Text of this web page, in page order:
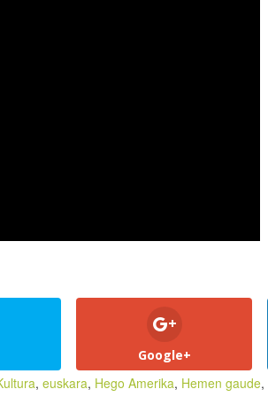
Google+
, euskara, Hego Amerika, Hemen gaude,